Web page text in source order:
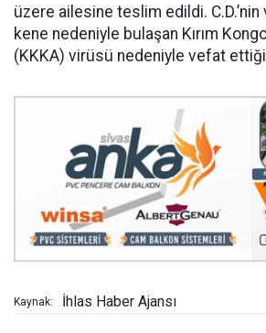
üzere ailesine teslim edildi. C.D.’nin
kene nedeniyle bulaşan Kırım
(KKKA) virüsü nedeniyle vefat
Kaynak: İhlas Haber Ajansı